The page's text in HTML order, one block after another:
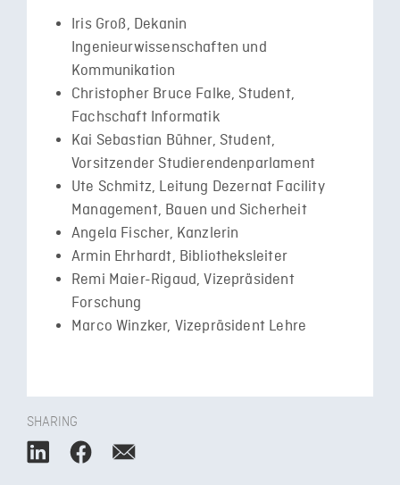
Iris Groß, Dekanin
Ingenieurwissenschaften und
Kommunikation
Christopher Bruce Falke, Student,
Fachschaft Informatik
Kai Sebastian Bühner, Student,
Vorsitzender Studierendenparlament
Ute Schmitz, Leitung Dezernat Facility
Management, Bauen und Sicherheit
Angela Fischer, Kanzlerin
Armin Ehrhardt, Bibliotheksleiter
Remi Maier-Rigaud, Vizepräsident
Forschung
Marco Winzker, Vizepräsident Lehre
SHARING